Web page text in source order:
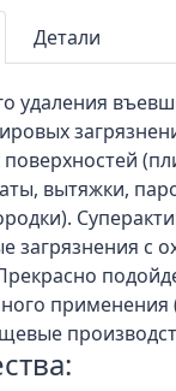
Детали
удаления
вытяжки,
загрязнения с